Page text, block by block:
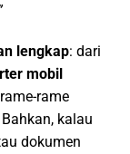
lengkap: dari
mobil
rame
kalau
dokumen